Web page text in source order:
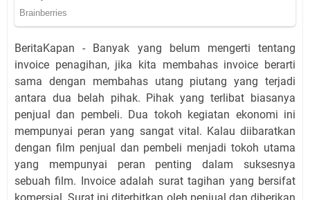
BeritaKapan - Banyak yang belum mengerti tentang
invoice penagihan, jika kita membahas invoice berarti
sama dengan membahas utang piutang yang terjadi
antara dua belah pihak. Pihak yang terlibat biasanya
penjual dan pembeli. Dua tokoh kegiatan ekonomi ini
mempunyai peran yang sangat vital. Kalau diibaratkan
dengan film penjual dan pembeli menjadi tokoh utama
yang mempunyai peran penting dalam suksesnya
sebuah film. Invoice adalah surat tagihan yang bersifat
komersial. Surat ini diterbitkan oleh penjual dan diberikan